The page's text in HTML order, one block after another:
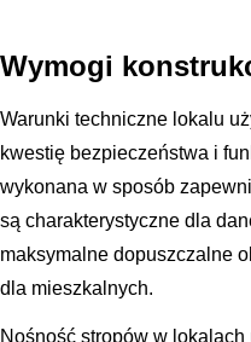
Wymogi
Warunki techniczne lokalu
kwestię bezpieczeństwa i
wykonana w sposób
są charakterystyczne dla
maksymalne dopuszczalne
dla mieszkalnych.
Nośność stropów w